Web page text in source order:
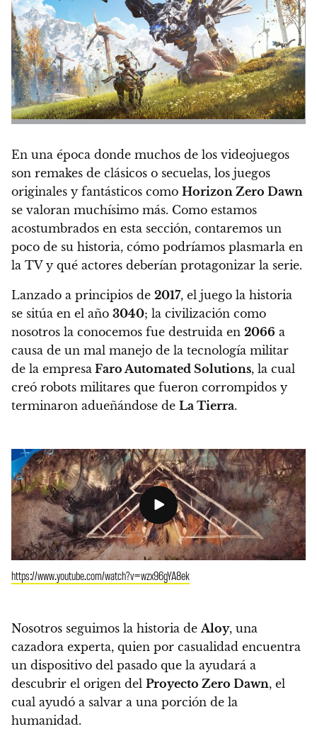
En una época donde muchos de los videojuegos
son remakes de clásicos o secuelas, los juegos
originales y fantásticos como Horizon Zero Dawn
se valoran muchísimo más. Como estamos
acostumbrados en esta sección, contaremos un
poco de su historia, cómo podríamos plasmarla en
la TV y qué actores deberían protagonizar la serie.
Lanzado a principios de 2017, el juego la historia
se sitúa en el año 3040; la civilización como
nosotros la conocemos fue destruida en 2066 a
causa de un mal manejo de la tecnología militar
de la empresa Faro Automated Solutions, la cual
creó robots militares que fueron corrompidos y
terminaron adueñándose de La Tierra.
https://www.youtube.com/watch?v=wzx96gYA8ek
Nosotros seguimos la historia deAloy, una
cazadora experta, quien por casualidad encuentra
un dispositivo del pasado que la ayudará a
descubrir el origen del Proyecto Zero Dawn, el
cual ayudó a salvar a una porción de la
humanidad.